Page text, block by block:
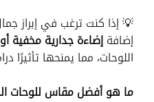
💡 إذا كنت ترغب في إبراز
إضافةإضاءة جدارية مخفية
اللوحات، مما يمنحها تأثيرًا
ما هو أفضل مقاس للوحات